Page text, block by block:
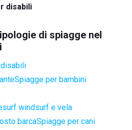
disabili
di spiagge nel
Spiagge per bambini
windsurf e vela
barcaSpiagge per cani